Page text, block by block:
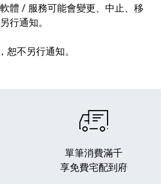
體 / 服務可能會變更、中止、移
行通知。
恕不另行通知。
單筆消費滿千
享免費宅配到府